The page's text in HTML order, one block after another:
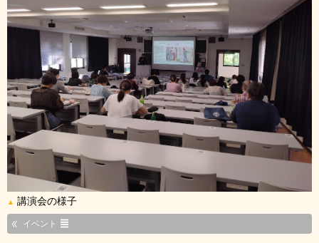
▲ 講演会の様子
イベント